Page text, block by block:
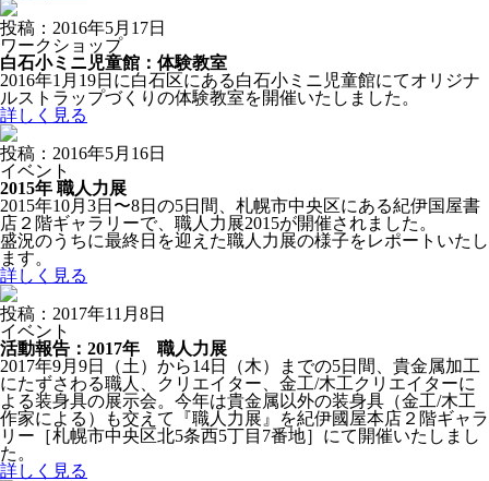
投稿：2016年5月17日
ワークショップ
白石小ミニ児童館：体験教室
2016年1月19日に白石区にある白石小ミニ児童館にてオリジナ
ルストラップづくりの体験教室を開催いたしました。
詳しく見る
投稿：2016年5月16日
イベント
2015年 職人力展
2015年10月3日〜8日の5日間、札幌市中央区にある紀伊国屋書
店２階ギャラリーで、職人力展2015が開催されました。
盛況のうちに最終日を迎えた職人力展の様子をレポートいたし
ます。
詳しく見る
投稿：2017年11月8日
イベント
活動報告：2017年 職人力展
2017年9月9日（土）から14日（木）までの5日間、貴金属加工
にたずさわる職人、クリエイター、金工/木工クリエイターに
よる装身具の展示会。今年は貴金属以外の装身具（金工/木工
作家による）も交えて『職人力展』を紀伊國屋本店２階ギャラ
リー［札幌市中央区北5条西5丁目7番地］にて開催いたしまし
た。
詳しく見る